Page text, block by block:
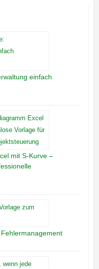
einfach
mit S-Kurve –